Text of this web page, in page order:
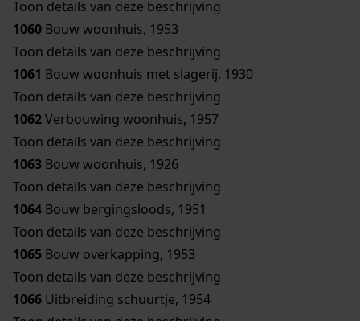
Toon details van deze beschrijving
1060 Bouw woonhuis, 1953
Toon details van deze beschrijving
1061 Bouw woonhuis met slagerij, 1930
Toon details van deze beschrijving
1062Verbouwing woonhuis, 1957
Toon details van deze beschrijving
1063 Bouw woonhuis, 1926
Toon details van deze beschrijving
1064 Bouw bergingsloods, 1951
Toon details van deze beschrijving
1065 Bouw overkapping, 1953
Toon details van deze beschrijving
1066 Uitbreiding schuurtje, 1954